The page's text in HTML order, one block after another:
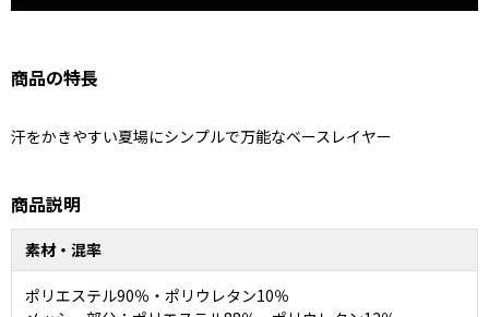
商品の特長
汗をかきやすい夏場にシンプルで万能なベースレイヤー
商品説明
素材・混率
ポリエステル90％・ポリウレタン10％